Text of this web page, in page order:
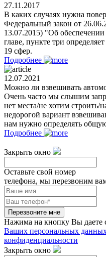
27.11.2017
В каких случаях нужна
Федеральный закон от
13.07.2015) "Об
главе, пункте три
19 сфер.
Подробнее
12.07.2021
Можно ли взвешивать
Очень часто мы слышим
нет места/не хотим
недорогой вариант
нам нужно определять
Подробнее
Закрыть окно
Оставьте свой номер
телефона, мы перезвоним
Перезвоните мне
Нажима на кнопку Вы даете
Ваших персональных
конфиденциальности
Закрыть окно